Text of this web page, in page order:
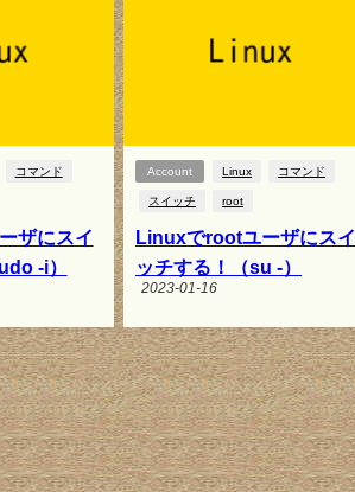
コマンド
ザにスイ
-i）
Account Linux コマンド
スイッチ root
Linuxでrootユーザにスイ
ッチする！（su -）
2023-01-16